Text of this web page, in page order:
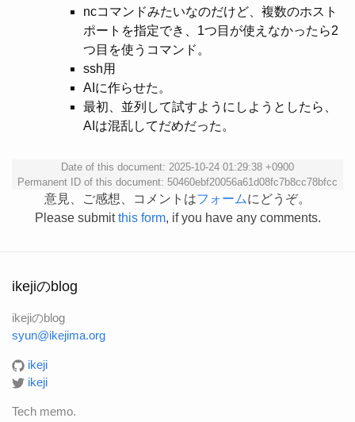
ncコマンドみたいなのだけど、複数のホスト
ポートを指定でき、1つ目が使えなかったら2
つ目を使うコマンド。
ssh用
AIに作らせた。
最初、並列して試すようにしようとしたら、
AIは混乱してだめだった。
Date of this document: 2025-10-24 01:29:38 +0900
Permanent ID of this document: 50460ebf20056a61d08fc7b8cc78bfcc
意見、ご感想、コメントはフォームにどうぞ。
Please submitthis form, if you have any comments.
ikejiのblog
ikejiのblog
syun@ikejima.org
ikeji
ikeji
Tech memo.